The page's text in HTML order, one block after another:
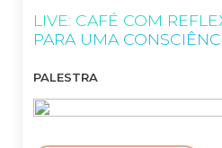
LIVE: CAFÉ COM
PARA UMA
PALESTRA